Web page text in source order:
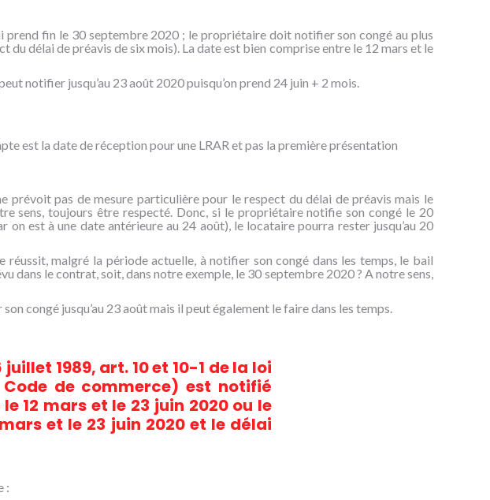
prend fin le 30 septembre 2020 ; le propriétaire doit notifier son congé au plus
du délai de préavis de six mois). La date est bien comprise entre le 12 mars et le
notifier jusqu’au 23 août 2020 puisqu’on prend 24 juin + 2 mois.
est la date de réception pour une LRAR et pas la première présentation
prévoit pas de mesure particulière pour le respect du délai de préavis mais le
sens, toujours être respecté. Donc, si le propriétaire notifie son congé le 20
on est à une date antérieure au 24 août), le locataire pourra rester jusqu’au 20
réussit, malgré la période actuelle, à notifier son congé dans les temps, le bail
dans le contrat, soit, dans notre exemple, le 30 septembre 2020 ? A notre sens,
congé jusqu’au 23 août mais il peut également le faire dans les temps.
1989, art. 10 et 10-1 de la loi
Code de commerce) est notifié
12 mars et le 23 juin 2020 ou le
et le 23 juin 2020 et le délai
: